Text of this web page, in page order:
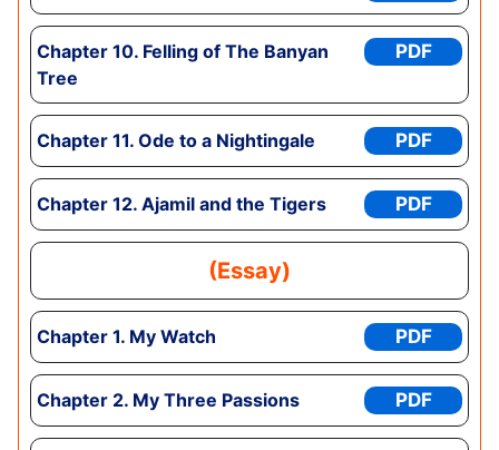
Chapter 10. Felling of The Banyan
Tree
PDF
Chapter 11. Ode to a Nightingale PDF
Chapter 12. Ajamil and the Tigers PDF
(Essay)
Chapter 1. My Watch PDF
Chapter 2. My Three Passions PDF